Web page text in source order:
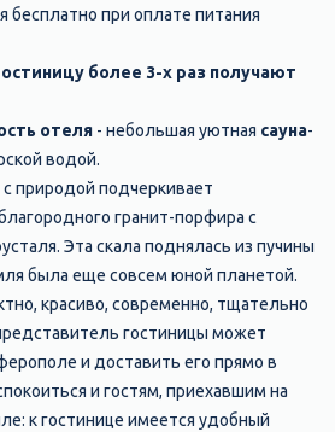
бесплатно при оплате питания
более 3-х раз получают
отеля - небольшая уютная сауна-
водой.
природой подчеркивает
гранит-порфира с
Эта скала поднялась из пучины
была еще совсем юной планетой.
красиво, современно, тщательно
гостиницы может
и доставить его прямо в
и гостям, приехавшим на
к гостинице имеется удобный